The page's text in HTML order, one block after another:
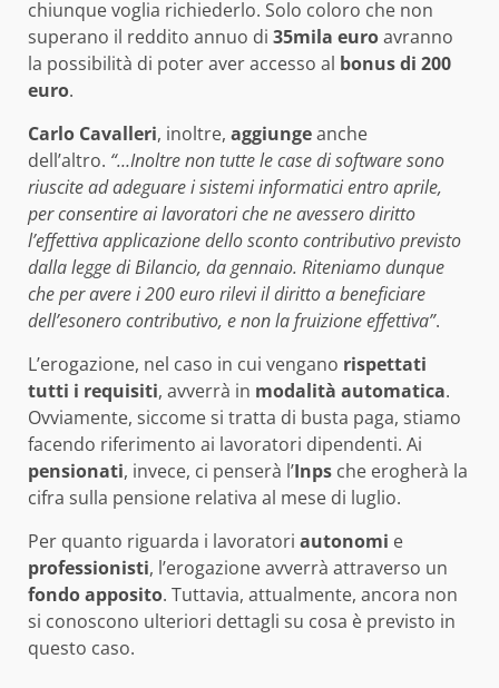
chiunque voglia richiederlo. Solo coloro che non
superano il reddito annuo di 35mila euroavranno
la possibilità di poter aver accesso al bonus di 200
euro.
Carlo Cavalleri, inoltre, aggiungeanche
dell’altro. “…Inoltre non tutte le case di software sono
riuscite ad adeguare i sistemi informatici entro aprile,
per consentire ai lavoratori che ne avessero diritto
l’effettiva applicazione dello sconto contributivo previsto
dalla legge di Bilancio, da gennaio. Riteniamo dunque
che per avere i 200 euro rilevi il diritto a beneficiare
dell’esonero contributivo, e non la fruizione effettiva”.
L’erogazione, nel caso in cui vengano rispettati
tutti i requisiti, avverrà in modalità automatica.
Ovviamente, siccome si tratta di busta paga, stiamo
facendo riferimento ai lavoratori dipendenti. Ai
pensionati, invece, ci penserà l’Inps che erogherà la
cifra sulla pensione relativa al mese di luglio.
Per quanto riguarda i lavoratori autonomi e
professionisti, l’erogazione avverrà attraverso un
fondo apposito. Tuttavia, attualmente, ancora non
si conoscono ulteriori dettagli su cosa è previsto in
questo caso.